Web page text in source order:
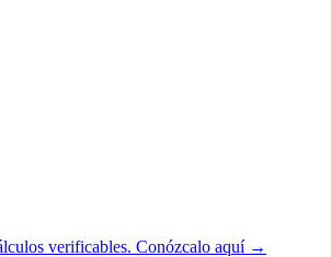
verificables. Conózcalo aquí →